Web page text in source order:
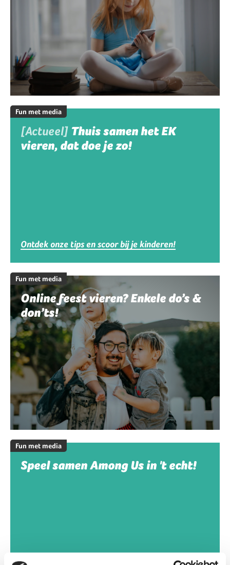
Fun met media
[Actueel] Thuis samen het EK
vieren, dat doe je zo!
Ontdek onze tips en scoor bij je kinderen!
Fun met media
Online feest vieren? Enkele do’s &
don’ts!
Fun met media
Speel samen Among Us in 't echt!